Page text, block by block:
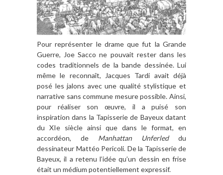
Pour représenter le drame que fut la Grande
Guerre, Joe Sacco ne pouvait rester dans les
codes traditionnels de la bande dessinée. Lui
même le reconnaît, Jacques Tardi avait déjà
posé les jalons avec une qualité stylistique et
narrative sans commune mesure possible. Ainsi,
pour réaliser son œuvre, il a puisé son
inspiration dans la Tapisserie de Bayeux datant
du XIe siècle ainsi que dans le format, en
accordéon, de Manhattan Unferled du
dessinateur Mattéo Pericoli. De la Tapisserie de
Bayeux, il a retenu l’idée qu’un dessin en frise
était un médium potentiellement expressif.